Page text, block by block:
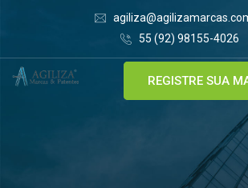
55 (92) 98155-4026
REGISTRE SUA